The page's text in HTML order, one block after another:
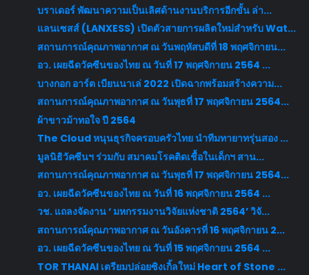
บราเดอร์ พัฒนาความเป็นเลิศด้านงานบริการอีกขั้น ล่า...
แลนเซสส์ (LANXESS) เปิดตัวสายการผลิตใหม่สำหรับ Wat...
สถานการณ์คุณภาพอากาศ ณ วันพฤหัสบดีที่ 18 พฤศจิกายน...
อว. เผยฉีดวัคซีนของไทย ณ วันที่ 17 พฤศจิกายน 2564 ...
บางกอก อาร์ต เบียนนาเล่ 2022 เปิดฉากพร้อมสร้างความ...
สถานการณ์คุณภาพอากาศ ณ วันพุธที่ 17 พฤศจิกายน 2564...
ผ้าขาวม้าทอใจ ปี 2564
The Cloud หนุนธุรกิจครอบครัวไทย นำทีมทายาทรุ่นสอง ...
มูลนิธิวัคซีนฯ ร่วมกับ สมาคมโรคติดเชื้อในเด็กฯ สาน...
สถานการณ์คุณภาพอากาศ ณ วันพุธที่ 17 พฤศจิกายน 2564...
อว. เผยฉีดวัคซีนของไทย ณ วันที่ 16 พฤศจิกายน 2564 ...
วช. แถลงจัดงาน ‘ มหกรรมงานวิจัยแห่งชาติ 2564’ วิจั...
สถานการณ์คุณภาพอากาศ ณ วันอังคารที่ 16 พฤศจิกายน 2...
อว. เผยฉีดวัคซีนของไทย ณ วันที่ 15 พฤศจิกายน 2564 ...
TOR THANAI เตรียมปล่อยซิงเกิ้ลใหม่ Heart of Stone ...